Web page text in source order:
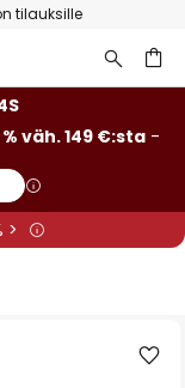
tilauksille
väh. 149 €:sta -
>